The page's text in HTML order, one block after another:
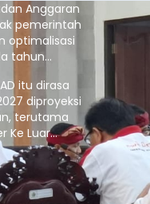
Anggaran
pemerintah
optimalisasi
tahun
itu dirasa
diproyeksi
terutama
Ke Luar